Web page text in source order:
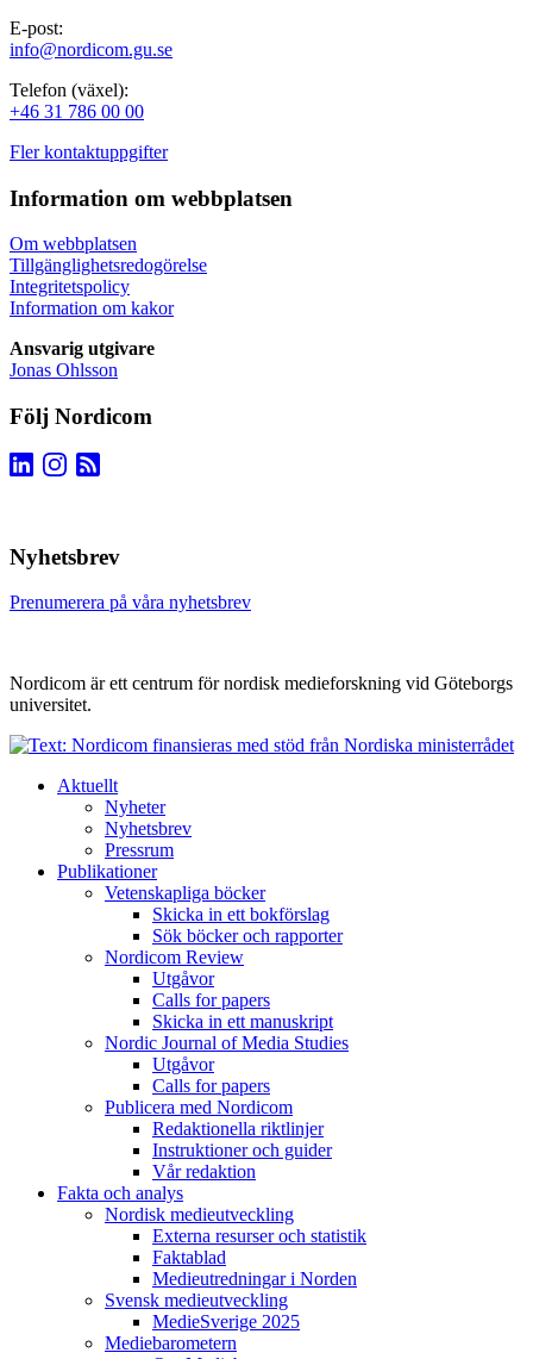
E-post:
info@nordicom.gu.se
Telefon (växel):
+46 31 786 00 00
Fler kontaktuppgifter
Information om webbplatsen
Om webbplatsen
Tillgänglighetsredogörelse
Integritetspolicy
Information om kakor
Ansvarig utgivare
Jonas Ohlsson
Följ Nordicom
Nyhetsbrev
Prenumerera på våra nyhetsbrev
Nordicom är ett centrum för nordisk medieforskning vid Göteborgs
universitet.
Aktuellt
Nyheter
Nyhetsbrev
Pressrum
Publikationer
Vetenskapliga böcker
Skicka in ett bokförslag
Sök böcker och rapporter
Nordicom Review
Utgåvor
Calls for papers
Skicka in ett manuskript
Nordic Journal of Media Studies
Utgåvor
Calls for papers
Publicera med Nordicom
Redaktionella riktlinjer
Instruktioner och guider
Vår redaktion
Fakta och analys
Nordisk medieutveckling
Externa resurser och statistik
Faktablad
Medieutredningar i Norden
Svensk medieutveckling
MedieSverige 2025
Mediebarometern